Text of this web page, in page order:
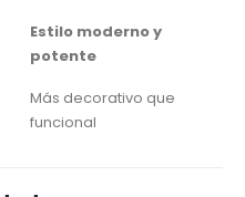
Estilo moderno y
potente
Más decorativo que
funcional